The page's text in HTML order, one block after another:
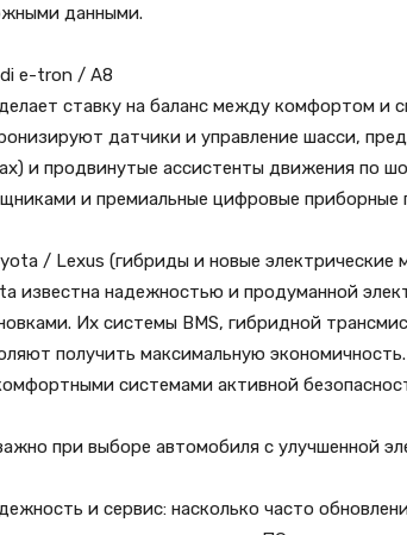
данными.
e-tron / A8
ставку на баланс между комфортом и
датчики и управление шасси,
и продвинутые ассистенты движения по
и премиальные цифровые приборные
/ Lexus (гибриды и новые электрические
известна надежностью и продуманной
Их системы BMS, гибридной
получить максимальную
системами активной
при выборе автомобиля с улучшенной
и сервис: насколько часто